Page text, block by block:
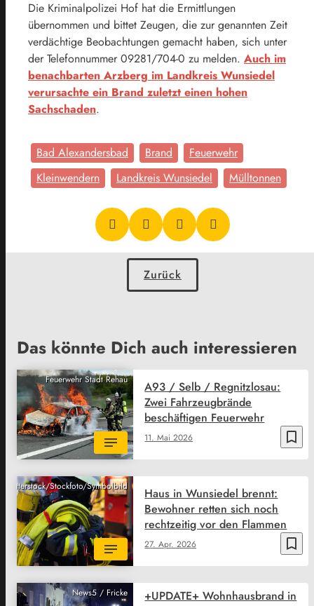
Die Kriminalpolizei Hof hat die Ermittlungen
übernommen und bittet Zeugen, die zur genannten Zeit
verdächtige Beobachtungen gemacht haben, sich unter
der Telefonnummer 09281/704-0 zu melden. Auch im
benachbarten Arzberg im Landkreis Wunsiedel
verursachte ein Brand zuletzt einen hohen
Sachschaden.
Bad Alexandersbad Brand
Feuerwehr
Kleinwendern
Landkreis Wunsiedel Mülltonnen
Zurück
Das könnte Dich auch interessieren
Feuerwehr Stadt Rehau
bookmark_border
11. Mai 2026
A93 / Selb / Regnitzlosau:
Zwei Fahrzeugbrände
beschäftigen Feuerwehr
Shutterstock/Stockfoto/Symbolbild
bookmark_border
27. Apr. 2026
Haus in Wunsiedel brennt:
Bewohner retten sich noch
rechtzeitig vor den Flammen
News5 / Fricke
+UPDATE+ Wohnhausbrand in